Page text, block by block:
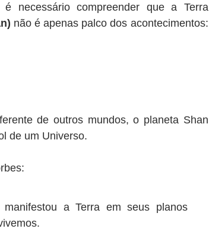
necessário compreender que a Terra
não é apenas palco dos acontecimentos:
de outros mundos, o planeta Shan
de um Universo.
a Terra em seus planos